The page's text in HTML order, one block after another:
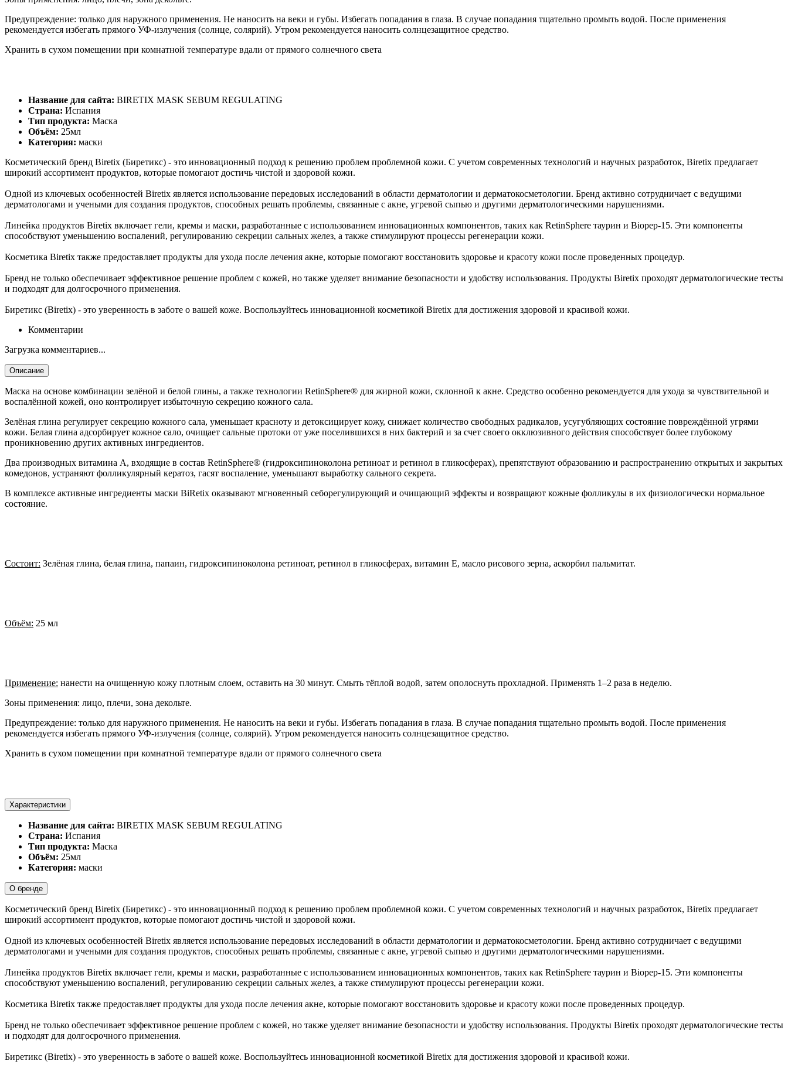
Предупреждение: только для наружного применения. Не наносить на веки и губы. Избегать попадания в глаза. В случае попадания тщательно промыть водой. После применения
рекомендуется избегать прямого УФ-излучения (солнце, солярий). Утром рекомендуется наносить солнцезащитное средство.
Хранить в сухом помещении при комнатной температуре вдали от прямого солнечного света
Название для сайта: BIRETIX MASK SEBUM REGULATING
Страна: Испания
Тип продукта: Маска
Объём: 25мл
Категория: маски
Косметический бренд Biretix (Биретикс) - это инновационный подход к решению проблем проблемной кожи. С учетом современных технологий и научных разработок, Biretix предлагает
широкий ассортимент продуктов, которые помогают достичь чистой и здоровой кожи.
Одной из ключевых особенностей Biretix является использование передовых исследований в области дерматологии и дерматокосметологии. Бренд активно сотрудничает с ведущими
дерматологами и учеными для создания продуктов, способных решать проблемы, связанные с акне, угревой сыпью и другими дерматологическими нарушениями.
Линейка продуктов Biretix включает гели, кремы и маски, разработанные с использованием инновационных компонентов, таких как RetinSphere таурин и Biopep-15. Эти компоненты
способствуют уменьшению воспалений, регулированию секреции сальных желез, а также стимулируют процессы регенерации кожи.
Косметика Biretix также предоставляет продукты для ухода после лечения акне, которые помогают восстановить здоровье и красоту кожи после проведенных процедур.
Бренд не только обеспечивает эффективное решение проблем с кожей, но также уделяет внимание безопасности и удобству использования. Продукты Biretix проходят дерматологические тесты
и подходят для долгосрочного применения.
Биретикс (Biretix) - это уверенность в заботе о вашей коже. Воспользуйтесь инновационной косметикой Biretix для достижения здоровой и красивой кожи.
Комментарии
Загрузка комментариев...
Описание
Маска на основе комбинации зелёной и белой глины, а также технологии RetinSphere® для жирной кожи, склонной к акне. Средство особенно рекомендуется для ухода за чувствительной и
воспалённой кожей, оно контролирует избыточную секрецию кожного сала.
Зелёная глина регулирует секрецию кожного сала, уменьшает красноту и детоксицирует кожу, снижает количество свободных радикалов, усугубляющих состояние повреждённой угрями
кожи. Белая глина адсорбирует кожное сало, очищает сальные протоки от уже поселившихся в них бактерий и за счет своего окклюзивного действия способствует более глубокому
проникновению других активных ингредиентов.
Два производных витамина А, входящие в состав RetinSphere® (гидроксипиноколона ретиноат и ретинол в гликосферах), препятствуют образованию и распространению открытых и закрытых
комедонов, устраняют фолликулярный кератоз, гасят воспаление, уменьшают выработку сального секрета.
В комплексе активные ингредиенты маски BiRetix оказывают мгновенный себорегулирующий и очищающий эффекты и возвращают кожные фолликулы в их физиологически нормальное
состояние.
Состоит: Зелёная глина, белая глина, папаин, гидроксипиноколона ретиноат, ретинол в гликосферах, витамин Е, масло рисового зерна, аскорбил пальмитат.
Объём: 25 мл
Применение: нанести на очищенную кожу плотным слоем, оставить на 30 минут. Смыть тёплой водой, затем ополоснуть прохладной. Применять 1–2 раза в неделю.
Зоны применения: лицо, плечи, зона декольте.
Предупреждение: только для наружного применения. Не наносить на веки и губы. Избегать попадания в глаза. В случае попадания тщательно промыть водой. После применения
рекомендуется избегать прямого УФ-излучения (солнце, солярий). Утром рекомендуется наносить солнцезащитное средство.
Хранить в сухом помещении при комнатной температуре вдали от прямого солнечного света
Характеристики
Название для сайта: BIRETIX MASK SEBUM REGULATING
Страна: Испания
Тип продукта: Маска
Объём: 25мл
Категория: маски
О бренде
Косметический бренд Biretix (Биретикс) - это инновационный подход к решению проблем проблемной кожи. С учетом современных технологий и научных разработок, Biretix предлагает
широкий ассортимент продуктов, которые помогают достичь чистой и здоровой кожи.
Одной из ключевых особенностей Biretix является использование передовых исследований в области дерматологии и дерматокосметологии. Бренд активно сотрудничает с ведущими
дерматологами и учеными для создания продуктов, способных решать проблемы, связанные с акне, угревой сыпью и другими дерматологическими нарушениями.
Линейка продуктов Biretix включает гели, кремы и маски, разработанные с использованием инновационных компонентов, таких как RetinSphere таурин и Biopep-15. Эти компоненты
способствуют уменьшению воспалений, регулированию секреции сальных желез, а также стимулируют процессы регенерации кожи.
Косметика Biretix также предоставляет продукты для ухода после лечения акне, которые помогают восстановить здоровье и красоту кожи после проведенных процедур.
Бренд не только обеспечивает эффективное решение проблем с кожей, но также уделяет внимание безопасности и удобству использования. Продукты Biretix проходят дерматологические тесты
и подходят для долгосрочного применения.
Биретикс (Biretix) - это уверенность в заботе о вашей коже. Воспользуйтесь инновационной косметикой Biretix для достижения здоровой и красивой кожи.